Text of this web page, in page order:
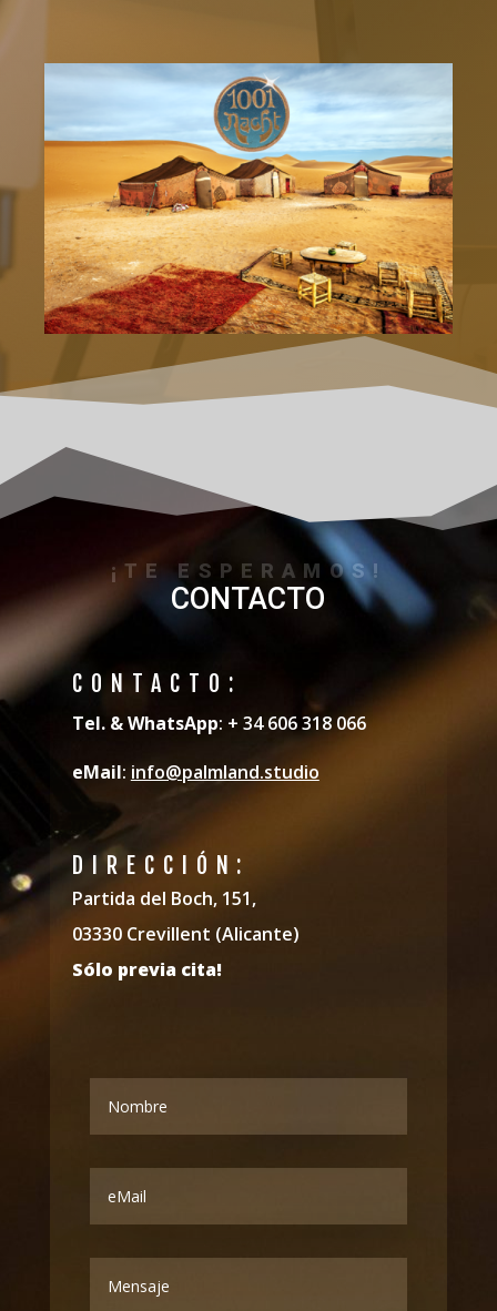
¡TE ESPERAMOS!
CONTACTO
CONTACTO:
Tel. & WhatsApp: + 34 606 318 066
eMail: info@palmland.studio
DIRECCIÓN:
Partida del Boch, 151,
03330 Crevillent (Alicante)
Sólo previa cita!